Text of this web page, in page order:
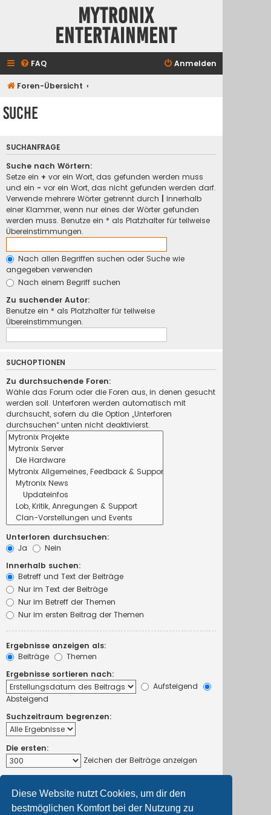
Diese Website nutzt Cookies, um dir den
bestmöglichen Komfort bei der Nutzung zu
Mytronix
Entertainment
FAQ Anmelden
Foren-Übersicht
Suche
SUCHANFRAGE
Suche nach Wörtern:
Setze ein + vor ein Wort, das gefunden werden muss
und ein - vor ein Wort, das nicht gefunden werden darf.
Verwende mehrere Wörter getrennt durch
innerhalb
einer Klammer, wenn nur eines der Wörter gefunden
werden muss. Benutze ein * als Platzhalter für teilweise
Übereinstimmungen.
Nach allen Begriffen suchen oder Suche wie
angegeben verwenden
Nach einem Begriff suchen
Zu suchender Autor:
Benutze ein * als Platzhalter für teilweise
Übereinstimmungen.
SUCHOPTIONEN
Zu durchsuchende Foren:
Wähle das Forum oder die Foren aus, in denen gesucht
werden soll. Unterforen werden automatisch mit
durchsucht, sofern du die Option „Unterforen
durchsuchen“ unten nicht deaktivierst.
Unterforen durchsuchen:
Ja
Nein
Innerhalb suchen:
Betreff und Text der Beiträge
Nur im Text der Beiträge
Nur im Betreff der Themen
Nur im ersten Beitrag der Themen
Ergebnisse anzeigen als:
Beiträge
Themen
Ergebnisse sortieren nach:
Aufsteigend
Absteigend
Suchzeitraum begrenzen:
Die ersten:
Zeichen der Beiträge anzeigen